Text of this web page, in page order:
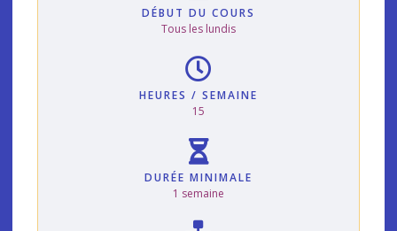
DÉBUT DU COURS
Tous les lundis
HEURES / SEMAINE
15
DURÉE MINIMALE
1 semaine